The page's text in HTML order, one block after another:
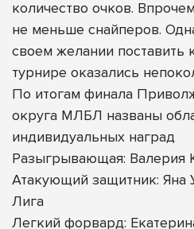
количество очков.
не меньше снайперов.
своем желании поставить
турнире оказались
По итогам финала
округа МЛБЛ названы
индивидуальных наград
Разыгрывающая: Валерия
Атакующий защитник: Яна
Лига
Легкий форвард: